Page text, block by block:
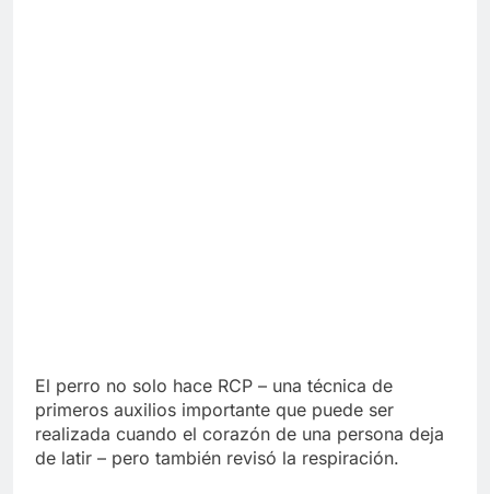
El perro no solo hace RCP – una técnica de
primeros auxilios importante que puede ser
realizada cuando el corazón de una persona deja
de latir – pero también revisó la respiración.